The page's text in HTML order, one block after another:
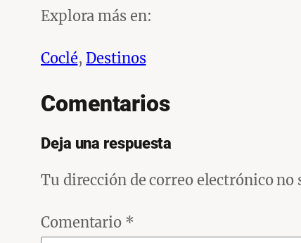
Explora más en:
Coclé, Destinos
Comentarios
Deja una respuesta
Tu dirección de correo electrónico no
Comentario *